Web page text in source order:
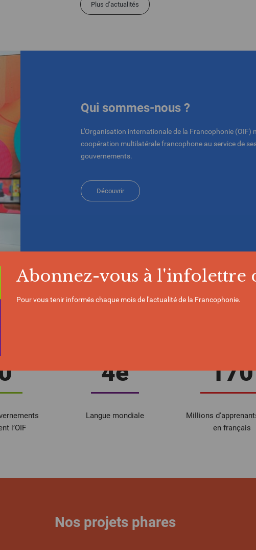
Plus d’actualités
Qui sommes-nous ?
L'Organisation internationale de la Francophonie (OIF)
coopération multilatérale francophone au service de
gouvernements.
Découvrir
l’OIF
4e
Langue mondiale
170
Millions
en français
Nos projets phares
Abonnez-vous à l'infolettre
Pour vous tenir informés chaque mois de l'actualité de la Francophonie.